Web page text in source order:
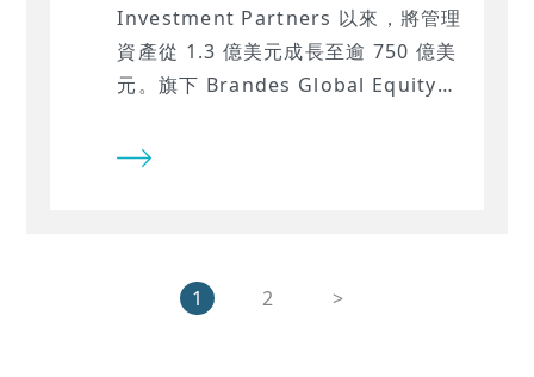
Investment Partners 以來，將管理
資產從 1.3 億美元成長至逾 750 億美
元。旗下 Brandes Global Equity
顯著領先 MSCI World Index，並獲
效，布蘭帝本人也曾蟬聯全球頂尖基
金經理人之首。
1 2 >